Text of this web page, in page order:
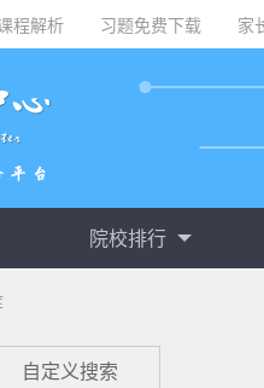
程解析 习题免费下载 家
院校排行
自定义搜索